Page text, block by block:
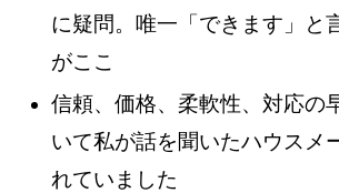
に疑問。唯一「できます」と
がここ
信頼、価格、柔軟性、対応の
いて私が話を聞いたハウスメ
れていました